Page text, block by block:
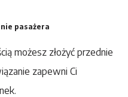
pasażera
możesz złożyć przednie
zapewni Ci